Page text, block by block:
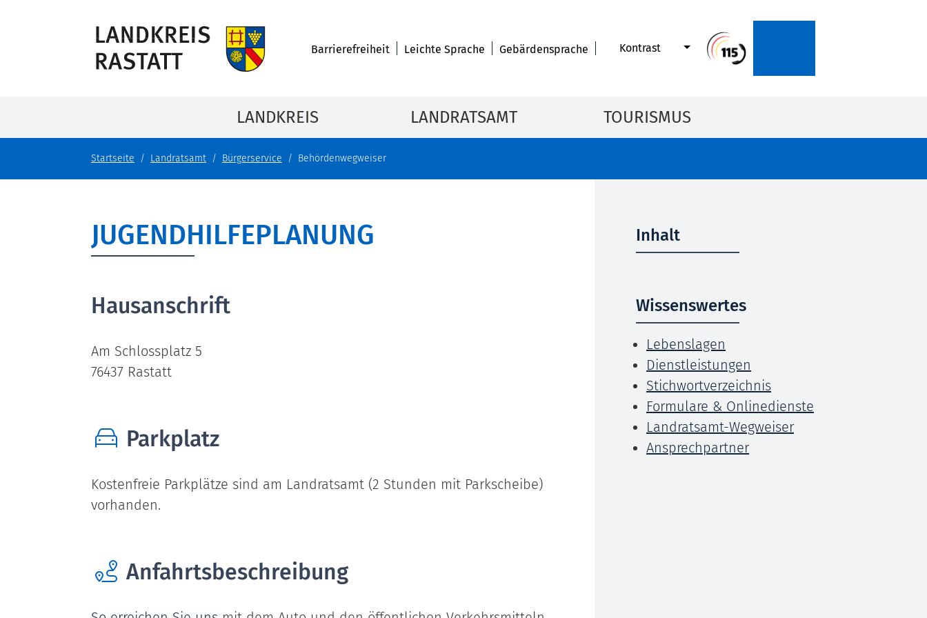
Barrierefreiheit Leichte Sprache Gebärdensprache Kontrast
LANDKREIS LANDRATSAMT TOURISMUS
Startseite Landratsamt Bürgerservice Behördenwegweiser
JUGENDHILFEPLANUNG
Hausanschrift
Am Schlossplatz 5
76437 Rastatt
Parkplatz
Kostenfreie Parkplätze sind am Landratsamt (2 Stunden mit Parkscheibe)
vorhanden.
Anfahrtsbeschreibung
Inhalt
Wissenswertes
Lebenslagen
Dienstleistungen
Stichwortverzeichnis
Formulare & Onlinedienste
Landratsamt-Wegweiser
Ansprechpartner